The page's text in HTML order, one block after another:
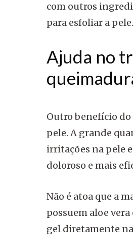
com outros
para esfoliar a pele.
Ajuda no
Outro benefício do
pele. A grande
irritações na pele
doloroso e mais
Não é atoa que a
possuem aloe
gel diretamente